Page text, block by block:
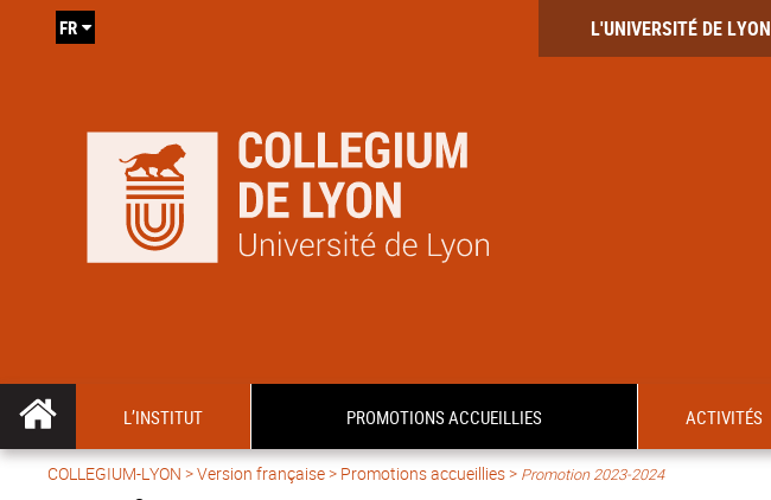
L'UNIVERSITÉ DE LYON
FR
L’INSTITUT PROMOTIONS ACCUEILLIES ACTIVITÉS
COLLEGIUM-LYON >Version française> Promotions accueillies > Promotion 2023-2024